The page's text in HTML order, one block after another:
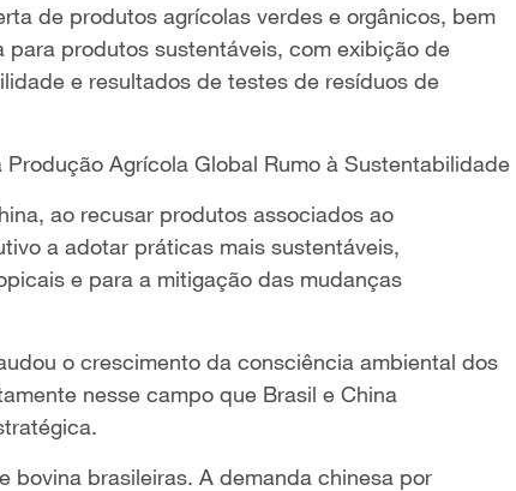
de produtos agrícolas verdes e orgânicos, bem
produtos sustentáveis, com exibição de
e resultados de testes de resíduos de
Agrícola Global Rumo à Sustentabilidade
ao recusar produtos associados ao
a adotar práticas mais sustentáveis,
e para a mitigação das mudanças
o crescimento da consciência ambiental dos
nesse campo que Brasil e China
bovina brasileiras. A demanda chinesa por